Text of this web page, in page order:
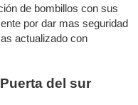
de bombillos con sus
por dar mas seguridad
actualizado con
del sur